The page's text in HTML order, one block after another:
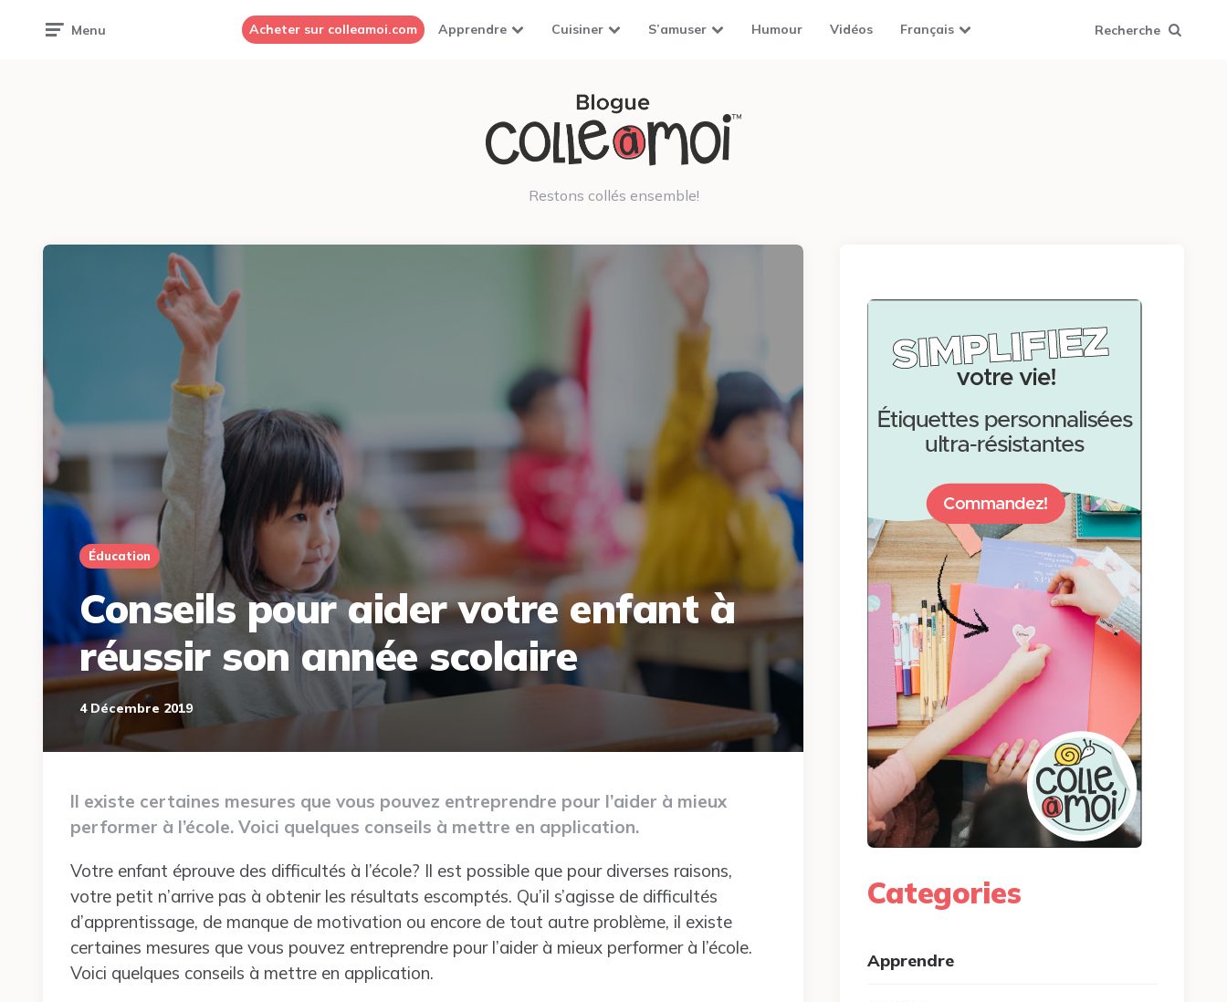
Menu Acheter sur colleamoi.com Apprendre Cuisiner S’amuser Humour Vidéos Français Recherche
Restons collés ensemble!
Éducation
Conseils pour aider votre enfant à
réussir son année scolaire
4 Décembre 2019
Il existe certaines mesures que vous pouvez entreprendre pour l’aider à mieux
performer à l’école. Voici quelques conseils à mettre en application.
Votre enfant éprouve des difficultés à l’école? Il est possible que pour diverses raisons,
votre petit n’arrive pas à obtenir les résultats escomptés. Qu’il s’agisse de difficultés
d’apprentissage, de manque de motivation ou encore de tout autre problème, il existe
certaines mesures que vous pouvez entreprendre pour l’aider à mieux performer à l’école.
Voici quelques conseils à mettre en application.
Categories
Apprendre